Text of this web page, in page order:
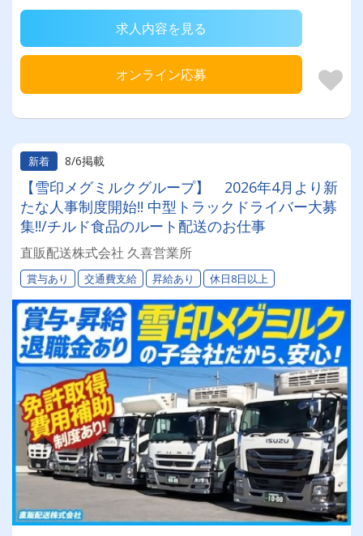
求人内容を見る
オンライン応募
新着 8/6掲載
【雪印メグミルクグループ】 2026年4月より新
たな人事制度開始!! 中型トラックドライバー大募
集!!/チルド食品のルート配送のお仕事
直販配送株式会社 久喜営業所
賞与あり 交通費支給 昇給あり 休日8日以上